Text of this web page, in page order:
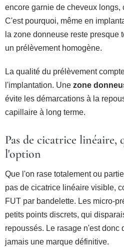
encore garnie de cheveux longs,
C'est pourquoi, même en
la zone donneuse reste presque
un prélèvement homogène.
La qualité du prélèvement
l'implantation. Une zone
évite les démarcations à la
capillaire à long terme.
Pas de cicatrice linéaire,
l'option
Que l'on rase totalement ou
pas de cicatrice linéaire visible,
FUT par bandelette. Les micro-
petits points discrets, qui
repoussés. Le rasage n'est donc
jamais une marque définitive.